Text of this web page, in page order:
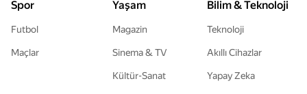
Spor
Futbol
Maçlar
Yaşam
Magazin
Sinema & TV
Kültür-Sanat
Bilim & Teknoloji
Teknoloji
Akıllı Cihazlar
Yapay Zeka